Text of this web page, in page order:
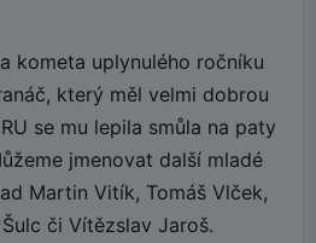
kometa uplynulého ročníku
který měl velmi dobrou
se mu lepila smůla na paty
jmenovat další mladé
Martin Vitík, Tomáš Vlček,
či Vítězslav Jaroš.